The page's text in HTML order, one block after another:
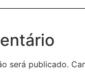
será publicado.